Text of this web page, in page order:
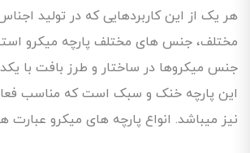
هر یک از این کاربردهایی که در تولید
مختلف، جنس های مختلف پارچه میکرو
جنس میکروها در ساختار و طرز بافت با
این پارچه خنک و سبک است که مناسب
نیز میباشد. انواع پارچه های میکرو عبارت